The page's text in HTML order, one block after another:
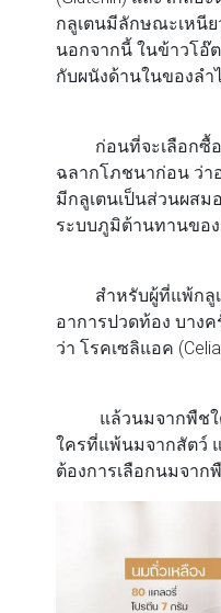
กลูเตนมีลักษณะเหนี
นอกจากนี้ ในข้าวโอ๊
กับผนังด้านในของล
ก่อนที่จะเลือกซื้อผ
ฉลากโภชนาก่อน ว่า
มีกลูเตนเป็นส่วนผสม
ระบบภูมิต้านทานของ
สำหรับผู้ที่แพ้กลูเต
อาการปวดท้อง บาง
ว่า โรคเซลิแอค
แล้วนมจากพืชใ
ใครที่แพ้นมจากสัตว์
ต้องการเลือกนมจา